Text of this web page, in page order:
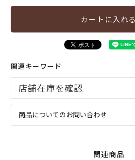
カートに入れる
関連キーワード
商品についてのお問い合わせ
関連商品